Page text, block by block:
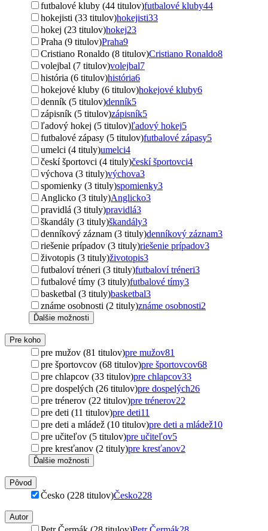
futbalové kluby (44 titulov)futbalové kluby44
hokejisti (33 titulov)hokejisti33
hokej (23 titulov)hokej23
Praha (9 titulov)Praha9
Cristiano Ronaldo (8 titulov)Cristiano Ronaldo8
volejbal (7 titulov)volejbal7
história (6 titulov)história6
hokejové kluby (6 titulov)hokejové kluby6
denník (5 titulov)denník5
zápisník (5 titulov)zápisník5
ľadový hokej (5 titulov)ľadový hokej5
futbalové zápasy (5 titulov)futbalové zápasy5
umelci (4 tituly)umelci4
českí športovci (4 tituly)českí športovci4
výchova (3 tituly)výchova3
spomienky (3 tituly)spomienky3
Anglicko (3 tituly)Anglicko3
pravidlá (3 tituly)pravidlá3
škandály (3 tituly)škandály3
denníkový záznam (3 tituly)denníkový záznam3
riešenie prípadov (3 tituly)riešenie prípadov3
životopis (3 tituly)životopis3
futbaloví tréneri (3 tituly)futbaloví tréneri3
futbalové tímy (3 tituly)futbalové tímy3
basketbal (3 tituly)basketbal3
známe osobnosti (2 tituly)známe osobnosti2
Ďalšie možnosti
Pre koho
pre mužov (81 titulov)pre mužov81
pre športovcov (68 titulov)pre športovcov68
pre chlapcov (33 titulov)pre chlapcov33
pre dospelých (26 titulov)pre dospelých26
pre trénerov (22 titulov)pre trénerov22
pre deti (11 titulov)pre deti11
pre deti a mládež (10 titulov)pre deti a mládež10
pre učiteľov (5 titulov)pre učiteľov5
pre kresťanov (2 tituly)pre kresťanov2
Ďalšie možnosti
Pôvod
Česko (228 titulov)Česko228
Autor